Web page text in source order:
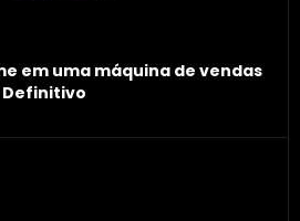
em uma máquina de vendas
Definitivo